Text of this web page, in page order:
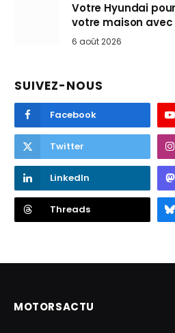
Votre Hyundai
votre maison avec
6 août 2026
SUIVEZ-NOUS
Facebook
Twitter
LinkedIn
Threads
MOTORSACTU